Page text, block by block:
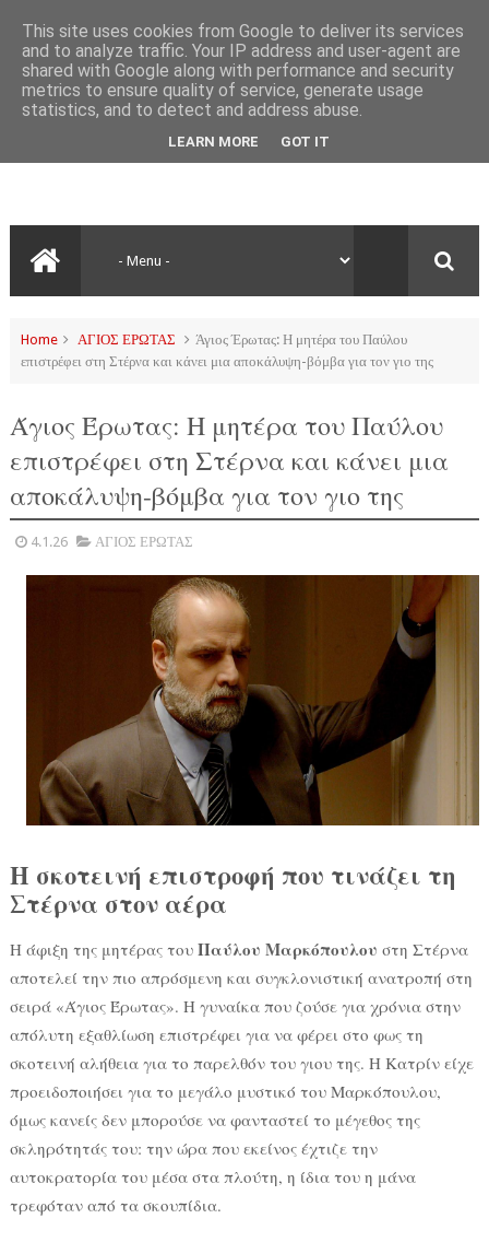
Home ΑΓΙΟΣ ΕΡΩΤΑΣ
Άγιος Έρωτας: Η μητέρα του Παύλου
επιστρέφει στη Στέρνα και κάνει μια αποκάλυψη-βόμβα για τον γιο της
Άγιος Έρωτας: Η μητέρα του Παύλου
επιστρέφει στη Στέρνα και κάνει μια
αποκάλυψη-βόμβα για τον γιο της
4.1.26 ΑΓΙΟΣ ΕΡΩΤΑΣ
Η σκοτεινή επιστροφή που τινάζει τη
Στέρνα στον αέρα
Η άφιξη της μητέρας του Παύλου Μαρκόπουλου στη Στέρνα
αποτελεί την πιο απρόσμενη και συγκλονιστική ανατροπή στη
σειρά «Άγιος Έρωτας». Η γυναίκα που ζούσε για χρόνια στην
απόλυτη εξαθλίωση επιστρέφει για να φέρει στο φως τη
σκοτεινή αλήθεια για το παρελθόν του γιου της. Η Κατρίν είχε
προειδοποιήσει για το μεγάλο μυστικό του Μαρκόπουλου,
όμως κανείς δεν μπορούσε να φανταστεί το μέγεθος της
σκληρότητάς του: την ώρα που εκείνος έχτιζε την
αυτοκρατορία του μέσα στα πλούτη, η ίδια του η μάνα
τρεφόταν από τα σκουπίδια.
This site uses cookies from Google to deliver its services
and to analyze traffic. Your IP address and user-agent are
shared with Google along with performance and security
metrics to ensure quality of service, generate usage
statistics, and to detect and address abuse.
LEARN MORE GOT IT